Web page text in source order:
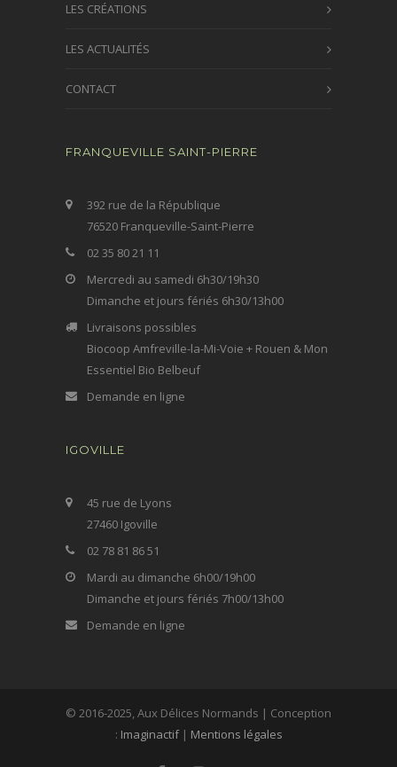
LES CRÉATIONS
LES ACTUALITÉS
CONTACT
FRANQUEVILLE SAINT-PIERRE
392 rue de la République
76520 Franqueville-Saint-Pierre
02 35 80 21 11
Mercredi au samedi 6h30/19h30
Dimanche et jours fériés 6h30/13h00
Livraisons possibles
Biocoop Amfreville-la-Mi-Voie + Rouen & Mon
Essentiel Bio Belbeuf
Demande en ligne
IGOVILLE
45 rue de Lyons
27460 Igoville
02 78 81 86 51
Mardi au dimanche 6h00/19h00
Dimanche et jours fériés 7h00/13h00
Demande en ligne
© 2016-2025, Aux Délices Normands | Conception
: Imaginactif| Mentions légales